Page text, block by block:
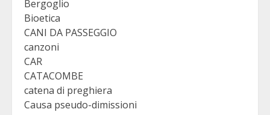
Bergoglio
Bioetica
CANI DA PASSEGGIO
canzoni
CAR
CATACOMBE
catena di preghiera
Causa pseudo-dimissioni